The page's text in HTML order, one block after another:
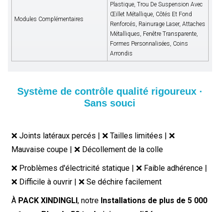
Modules Complémentaires
Plastique, Trou De Suspension Avec
Œillet Métallique, Côtés Et Fond
Renforcés, Rainurage Laser, Attaches
Métalliques, Fenêtre Transparente,
Formes Personnalisées, Coins
Arrondis
Système de contrôle qualité rigoureux ·
Sans souci
❌ Joints latéraux percés | ❌ Tailles limitées | ❌
Mauvaise coupe | ❌ Décollement de la colle
❌ Problèmes d'électricité statique | ❌ Faible adhérence |
❌ Difficile à ouvrir | ❌ Se déchire facilement
À PACK XINDINGLI , notre Installations de plus de 5 000